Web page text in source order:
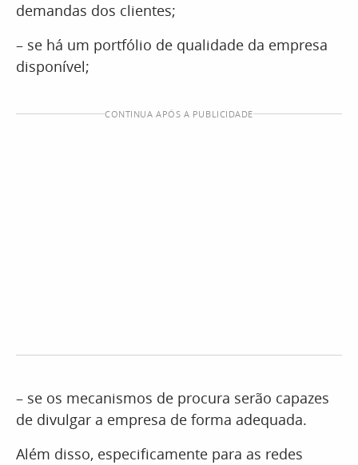
demandas dos clientes;
– se há um portfólio de qualidade da empresa
disponível;
CONTINUA APÓS A PUBLICIDADE
– se os mecanismos de procura serão capazes
de divulgar a empresa de forma adequada.
Além disso, especificamente para as redes